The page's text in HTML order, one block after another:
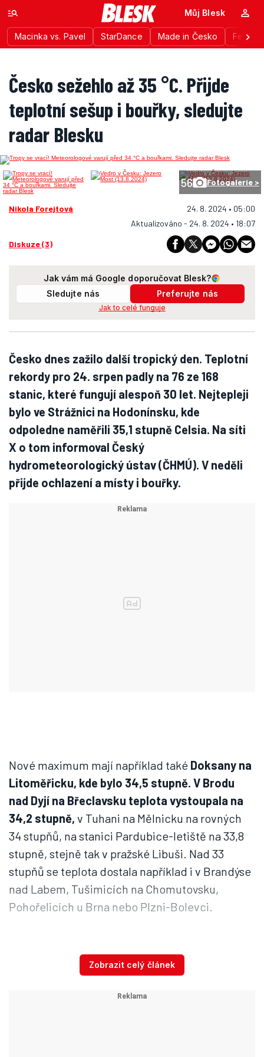
Macinka vs. Pavel StarDance Made in Česko
Můj Blesk
Česko sežehlo až 35 °C. Přijde
teplotní sešup i bouřky, sledujte
radar Blesku
56 Fotogalerie >
Nikola Forejtová
24. 8. 2024 • 05:00
Aktualizováno - 24. 8. 2024 • 18:07
Diskuze (3)
Jak vám má Google doporučovat Blesk?
Sledujte nás
Preferujte nás
Jak to celé funguje
Česko dnes zažilo další tropický den. Teplotní
rekordy pro 24. srpen padly na 76 ze 168
stanic, které fungují alespoň 30 let. Nejtepleji
bylo ve Strážnici na Hodonínsku, kde
odpoledne naměřili 35,1 stupně Celsia. Na síti
X o tom informoval Český
hydrometeorologický ústav (ČHMÚ). V neděli
přijde ochlazení a místy i bouřky.
Nové maximum mají například také Doksany na
Litoměřicku, kde bylo 34,5 stupně. V Brodu
nad Dyjí na Břeclavsku teplota vystoupala na
34,2 stupně, v Tuhani na Mělnicku na rovných
34 stupňů, na stanici Pardubice-letiště na 33,8
stupně, stejně tak v pražské Libuši. Nad 33
stupňů se teplota dostala například i v Brandýse
nad Labem, Tušimicích na Chomutovsku,
Pohořelicích u Brna nebo Plzni-Bolevci.
Dnes jsme zažili další z řady tropických
dní, kdy maximální teploty vzduchu
šplhaly většinou mezi 30 až 35 °C.
Zobrazit celý článek